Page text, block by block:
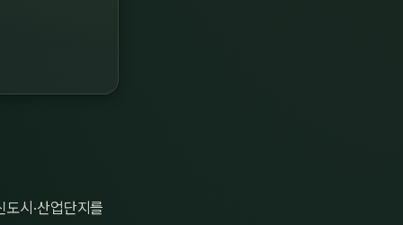
시·산업단지를